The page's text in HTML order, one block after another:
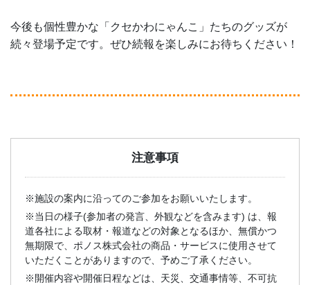
今後も個性豊かな「クセかわにゃんこ」たちのグッズが
続々登場予定です。ぜひ続報を楽しみにお待ちください！
注意事項
※施設の案内に沿ってのご参加をお願いいたします。
※当日の様子(参加者の発言、外観などを含みます) は、報
道各社による取材・報道などの対象となるほか、無償かつ
無期限で、ポノス株式会社の商品・サービスに使用させて
いただくことがありますので、予めご了承ください。
※開催内容や開催日程などは、天災、交通事情等、不可抗